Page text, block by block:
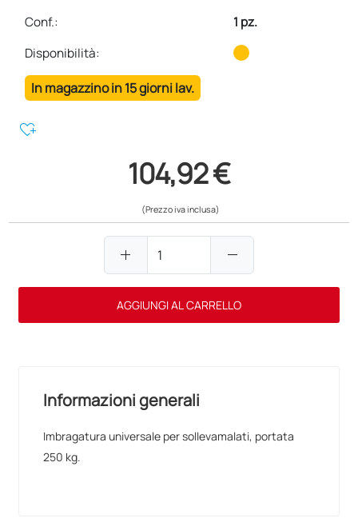
Conf.:
1 pz.
Disponibilità:
In magazzino in 15 giorni lav.
heart_plus
104,92 €
(Prezzo iva inclusa)
add remove
AGGIUNGI AL CARRELLO
Informazioni generali
Imbragatura universale per sollevamalati, portata
250 kg.